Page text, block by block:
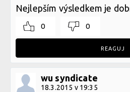
Nejlepším výsledkem je
0 0
REAGUJ
wu syndicate
18.3.2015 v 19:35